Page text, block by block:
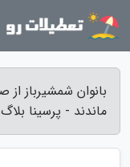
ماندند - پرسینا بلاگ